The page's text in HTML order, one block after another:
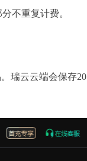
不重复计费。
瑞云云端会保存